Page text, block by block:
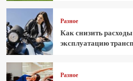
Разное
Как снизить
эксплуатацию
Разное